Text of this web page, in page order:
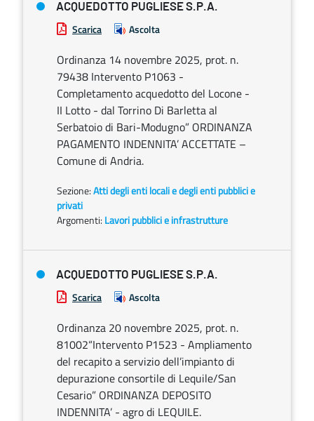
ACQUEDOTTO PUGLIESE S.P.A.
Scarica Ascolta
Ordinanza 14 novembre 2025, prot. n.
79438 Intervento P1063 -
Completamento acquedotto del Locone -
II Lotto - dal Torrino Di Barletta al
Serbatoio di Bari-Modugno” ORDINANZA
PAGAMENTO INDENNITA’ ACCETTATE –
Comune di Andria.
Sezione:Atti degli enti locali e degli enti pubblici e
privati
Argomenti: Lavori pubblici e infrastrutture
ACQUEDOTTO PUGLIESE S.P.A.
Scarica Ascolta
Ordinanza 20 novembre 2025, prot. n.
81002“Intervento P1523 - Ampliamento
del recapito a servizio dell’impianto di
depurazione consortile di Lequile/San
Cesario” ORDINANZA DEPOSITO
INDENNITA’ - agro di LEQUILE.